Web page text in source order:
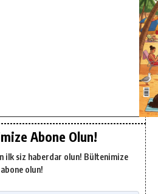
Abone Olun!
ilk siz haberdar olun! Bültenimize
abone olun!